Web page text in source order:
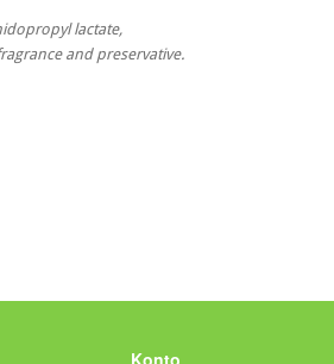
lactate,
and preservative.
Konto